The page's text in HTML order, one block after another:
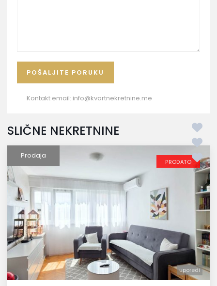
Kontakt email: info@kvartnekretnine.me
SLIČNE NEKRETNINE
Prodaja
uporedi
PRODATO